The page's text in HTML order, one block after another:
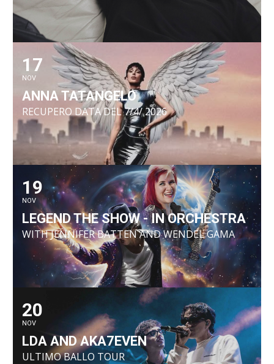
17
NOV
ANNA TATANGELO
RECUPERO DATA DEL 7/4/ 2026
19
NOV
LEGEND THE SHOW - IN ORCHESTRA
WITH JENNIFER BATTEN AND WENDEL GAMA
20
NOV
LDA AND AKA7EVEN
ULTIMO BALLO TOUR